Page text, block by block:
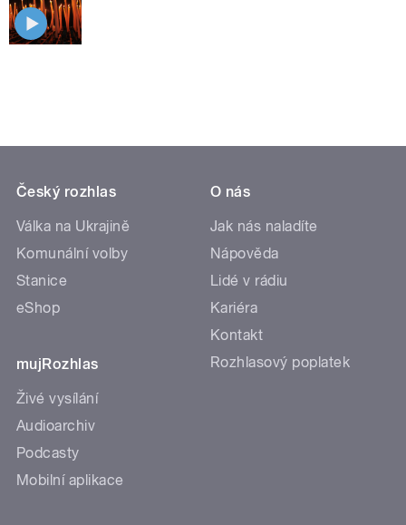
Český rozhlas
Válka na Ukrajině
Komunální volby
Stanice
eShop
mujRozhlas
Živé vysílání
Audioarchiv
Podcasty
Mobilní aplikace
O nás
Jak nás naladíte
Nápověda
Lidé v rádiu
Kariéra
Kontakt
Rozhlasový poplatek